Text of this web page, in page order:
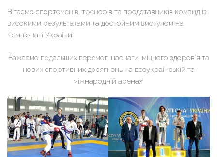
Вітаємо спортсменів, тренерів та представників команд із
високими результатами та достойним виступом на
Чемпіонаті України!
Бажаємо подальших перемог, наснаги, міцного здоров’я та
нових спортивних досягнень на всеукраїнській та
міжнародній аренах!